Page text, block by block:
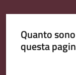
Quanto
questa